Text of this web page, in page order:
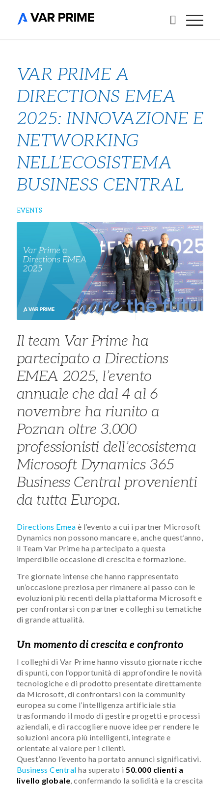
VAR PRIME A
DIRECTIONS EMEA
2025: INNOVAZIONE E
NETWORKING
NELL’ECOSISTEMA
BUSINESS CENTRAL
EVENTS
Il team Var Prime ha
partecipato a Directions
EMEA 2025, l’evento
annuale che dal 4 al 6
novembre ha riunito a
Poznan oltre 3.000
professionisti dell’ecosistema
Microsoft Dynamics 365
Business Central provenienti
da tutta Europa.
Directions Emea è l’evento a cui i partner Microsoft
Dynamics non possono mancare e, anche quest’anno,
il Team Var Prime ha partecipato a questa
imperdibile occasione di crescita e formazione.
Tre giornate intense che hanno rappresentato
un’occasione preziosa per rimanere al passo con le
evoluzioni più recenti della piattaforma Microsoft e
per confrontarsi con partner e colleghi su tematiche
di grande attualità.
Un momento di crescita e confronto
I colleghi di Var Prime hanno vissuto giornate ricche
di spunti, con l’opportunità di approfondire le novità
tecnologiche e di prodotto presentate direttamente
da Microsoft, di confrontarsi con la community
europea su come l’intelligenza artificiale stia
trasformando il modo di gestire progetti e processi
aziendali, e di raccogliere nuove idee per rendere le
soluzioni ancora più intelligenti, integrate e
orientate al valore per i clienti.
Quest’anno l’evento ha portato annunci significativi.
Business Central ha superato i 50.000 clienti a
livello globale, confermando la solidità e la crescita